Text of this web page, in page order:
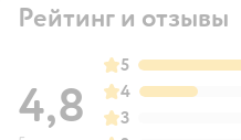
Рейтинг и отзывы
4,8
5
4
3